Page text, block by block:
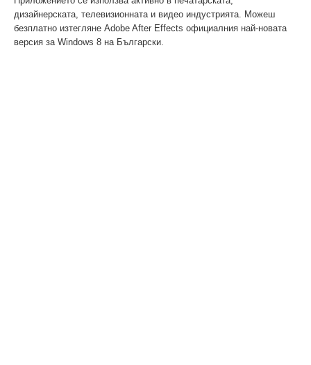
дизайнерската, телевизионната и видео индустрията. Можеш
безплатно изтегляне Adobe After Effects официалния най-новата
версия за Windows 8 на Български.